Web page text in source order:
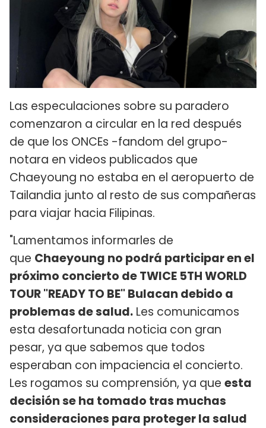
Las especulaciones sobre su paradero
comenzaron a circular en la red después
de que los ONCEs -fandom del grupo-
notara en videos publicados que
Chaeyoung no estaba en el aeropuerto de
Tailandia junto al resto de sus compañeras
para viajar hacia Filipinas.
"Lamentamos informarles de
que Chaeyoung no podrá participar en el
próximo concierto de TWICE 5TH WORLD
TOUR "READY TO BE" Bulacan debido a
problemas de salud. Les comunicamos
esta desafortunada noticia con gran
pesar, ya que sabemos que todos
esperaban con impaciencia el concierto.
Les rogamos su comprensión, ya que esta
decisión se ha tomado tras muchas
consideraciones para proteger la salud